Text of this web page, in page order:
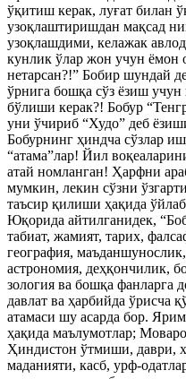
ўқитиш керак, луғат билан
узоқлаштиришдан мақсад
узоқлашдими, келажак
кунлик ўлар жон учун ёмон
нетарсан?!” Бобир шундай
ўрнига бошқа сўз ёзиш
бўлиши керак?! Бобур
уни ўчириб “Худо” деб
Бобурнинг ҳиндча сўзлар
“атама”лар! Йил
атай номланган! Ҳарфни
мумкин, лекин сўзни
таъсир қилиши ҳақида
Юқорида айтилганидек,
табиат, жамият, тарих,
география,
астрономия, деҳқончилик,
зология ва бошқа фанларга
давлат ва ҳарбийда ўрисча
атамаси шу асарда бор.
ҳақида маълумотлар;
Ҳиндистон ўтмиши, даври,
маданияти, касб, урф-